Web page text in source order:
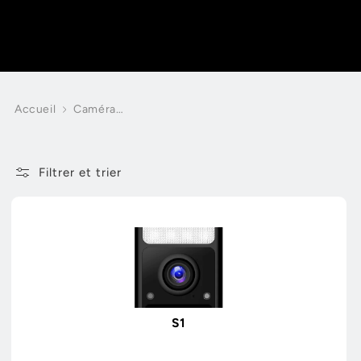
Accueil
Caméras
maison
Filtrer et trier
S1